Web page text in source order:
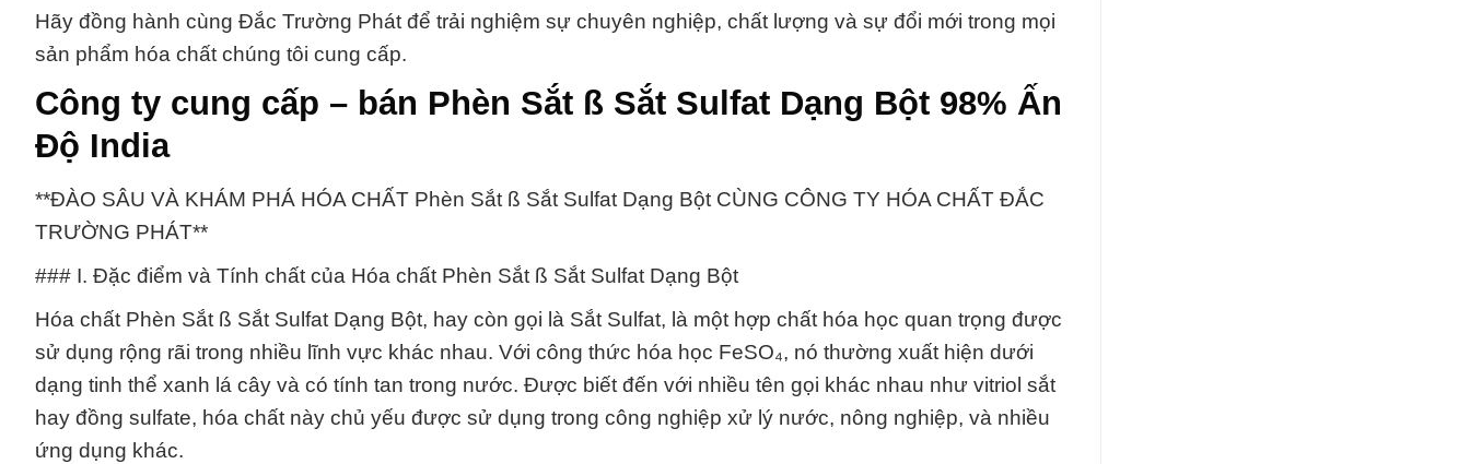
Hãy đồng hành cùng Đắc Trường Phát để trải nghiệm sự chuyên nghiệp, chất lượng và sự đổi mới trong mọi
sản phẩm hóa chất chúng tôi cung cấp.
Công ty cung cấp – bán Phèn Sắt ß Sắt Sulfat Dạng Bột 98% Ấn
Độ India
**ĐÀO SÂU VÀ KHÁM PHÁ HÓA CHẤT Phèn Sắt ß Sắt Sulfat Dạng Bột CÙNG CÔNG TY HÓA CHẤT ĐẮC
TRƯỜNG PHÁT**
### I. Đặc điểm và Tính chất của Hóa chất Phèn Sắt ß Sắt Sulfat Dạng Bột
Hóa chất Phèn Sắt ß Sắt Sulfat Dạng Bột, hay còn gọi là Sắt Sulfat, là một hợp chất hóa học quan trọng được
sử dụng rộng rãi trong nhiều lĩnh vực khác nhau. Với công thức hóa học FeSO₄, nó thường xuất hiện dưới
dạng tinh thể xanh lá cây và có tính tan trong nước. Được biết đến với nhiều tên gọi khác nhau như vitriol sắt
hay đồng sulfate, hóa chất này chủ yếu được sử dụng trong công nghiệp xử lý nước, nông nghiệp, và nhiều
ứng dụng khác.